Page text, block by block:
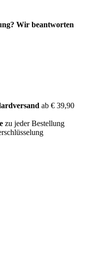
Wir beantworten
ab € 39,90
zu jeder Bestellung